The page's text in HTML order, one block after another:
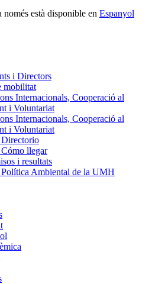
només està disponible en Espanyol
i Directors
mobilitat
Internacionals, Cooperació al
i Voluntariat
Internacionals, Cooperació al
i Voluntariat
llegar
i resultats
Ambiental de la UMH